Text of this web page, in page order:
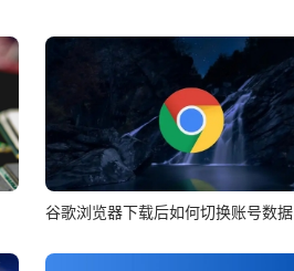
谷歌浏览器下载后如何切换账号数据